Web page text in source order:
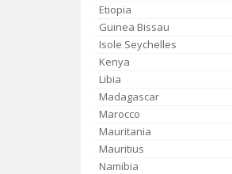
Etiopia
Guinea Bissau
Isole Seychelles
Kenya
Libia
Madagascar
Marocco
Mauritania
Mauritius
Namibia